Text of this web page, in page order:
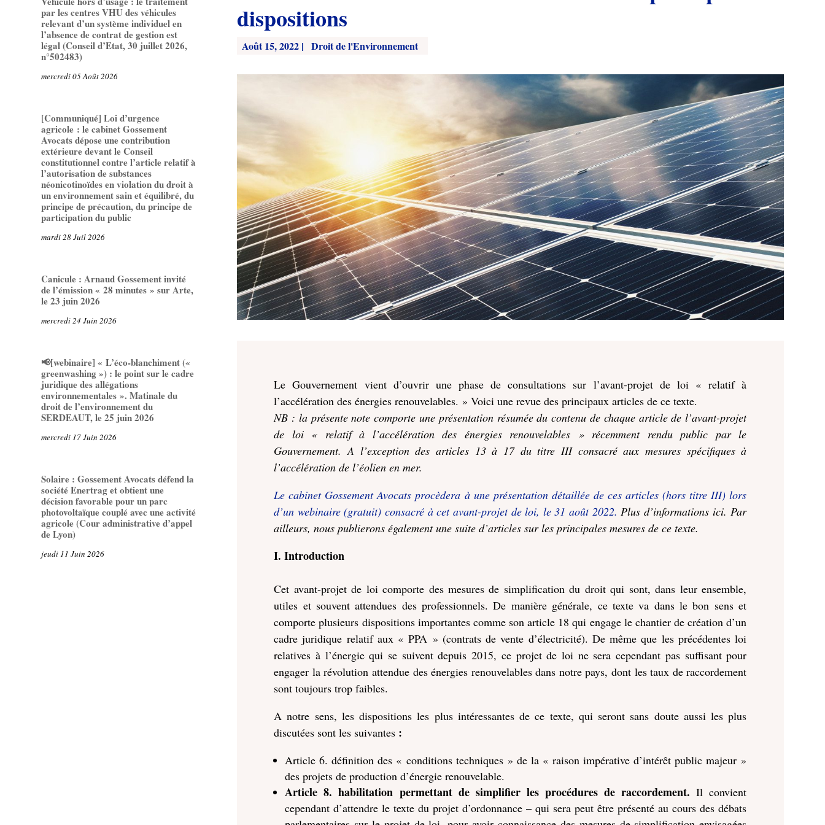
par les centres VHU des véhicules
relevant d’un système individuel en
l’absence de contrat de gestion est
légal (Conseil d’Etat, 30 juillet 2026,
n°502483)
mercredi 05 Août 2026
[Communiqué] Loi d’urgence
agricole : le cabinet Gossement
Avocats dépose une contribution
extérieure devant le Conseil
constitutionnel contre l’article relatif à
l’autorisation de substances
néonicotinoïdes en violation du droit à
un environnement sain et équilibré, du
principe de précaution, du principe de
participation du public
mardi 28 Juil 2026
Canicule : Arnaud Gossement invité
de l’émission « 28 minutes » sur Arte,
le 23 juin 2026
mercredi 24 Juin 2026
📢[webinaire] « L’éco-blanchiment («
greenwashing ») : le point sur le cadre
juridique des allégations
environnementales ». Matinale du
droit de l’environnement du
SERDEAUT, le 25 juin 2026
mercredi 17 Juin 2026
Solaire : Gossement Avocats défend la
société Enertrag et obtient une
décision favorable pour un parc
photovoltaïque couplé avec une activité
agricole (Cour administrative d’appel
de Lyon)
jeudi 11 Juin 2026
dispositions
Août 15, 2022 | Droit de l'Environnement
Le Gouvernement vient d’ouvrir une phase de consultations sur l’avant-projet de loi « relatif à
l’accélération des énergies renouvelables. » Voici une revue des principaux articles de ce texte.
NB : la présente note comporte une présentation résumée du contenu de chaque article de l’avant-projet
de loi « relatif à l’accélération des énergies renouvelables » récemment rendu public par le
Gouvernement. A l’exception des articles 13 à 17 du titre III consacré aux mesures spécifiques à
l’accélération de l’éolien en mer.
Le cabinet Gossement Avocats procèdera à une présentation détaillée de ces articles (hors titre III) lors
d’un webinaire (gratuit) consacré à cet avant-projet de loi, le 31 août 2022. Plus d’informations ici. Par
ailleurs, nous publierons également une suite d’articles sur les principales mesures de ce texte.
I. Introduction
Cet avant-projet de loi comporte des mesures de simplification du droit qui sont, dans leur ensemble,
utiles et souvent attendues des professionnels. De manière générale, ce texte va dans le bon sens et
comporte plusieurs dispositions importantes comme son article 18 qui engage le chantier de création d’un
cadre juridique relatif aux « PPA » (contrats de vente d’électricité). De même que les précédentes loi
relatives à l’énergie qui se suivent depuis 2015, ce projet de loi ne sera cependant pas suffisant pour
engager la révolution attendue des énergies renouvelables dans notre pays, dont les taux de raccordement
sont toujours trop faibles.
A notre sens, les dispositions les plus intéressantes de ce texte, qui seront sans doute aussi les plus
discutées sont les suivantes :
Article 6. définition des « conditions techniques » de la « raison impérative d’intérêt public majeur »
des projets de production d’énergie renouvelable.
Article 8. habilitation permettant de simplifier les procédures de raccordement. Il convient
cependant d’attendre le texte du projet d’ordonnance – qui sera peut être présenté au cours des débats